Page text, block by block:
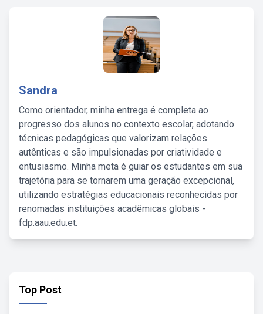
Sandra
Como orientador, minha entrega é completa ao
progresso dos alunos no contexto escolar, adotando
técnicas pedagógicas que valorizam relações
autênticas e são impulsionadas por criatividade e
entusiasmo. Minha meta é guiar os estudantes em sua
trajetória para se tornarem uma geração excepcional,
utilizando estratégias educacionais reconhecidas por
renomadas instituições acadêmicas globais -
fdp.aau.edu.et.
Top Post